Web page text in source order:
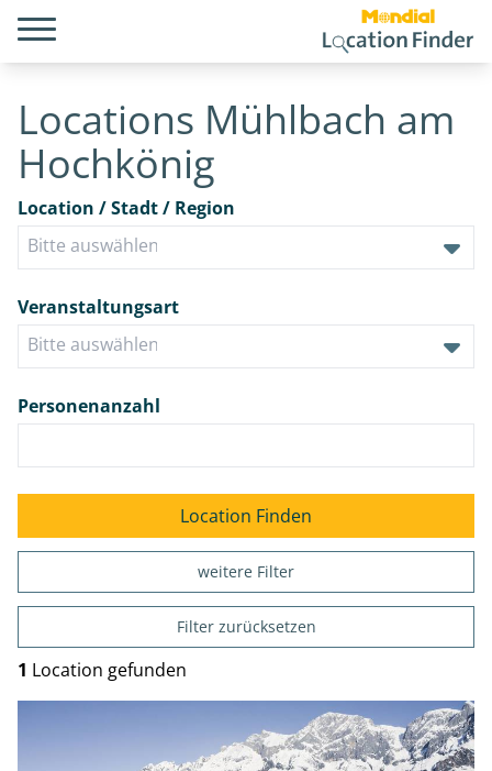
Locations Mühlbach am
Hochkönig
Location / Stadt / Region
Veranstaltungsart
Personenanzahl
weitere Filter
Filter zurücksetzen
1 Location gefunden